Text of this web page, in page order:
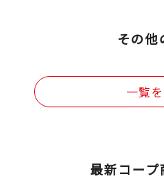
その他
一覧
最新コープ